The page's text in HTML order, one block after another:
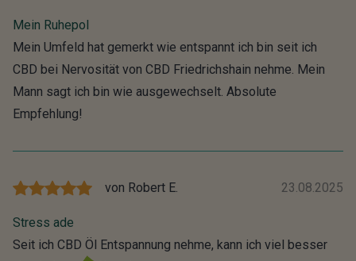
Mein Ruhepol
Mein Umfeld hat gemerkt wie entspannt ich bin seit ich
CBD bei Nervosität von CBD Friedrichshain nehme. Mein
Mann sagt ich bin wie ausgewechselt. Absolute
Empfehlung!
von Robert E. 23.08.2025
Stress ade
Seit ich CBD Öl Entspannung nehme, kann ich viel besser